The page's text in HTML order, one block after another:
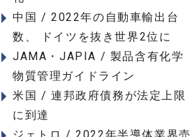
中国 / 2022年の自動車輸出台
数、 ドイツを抜き世界2位に
JAMA・JAPIA / 製品含有化学
物質管理ガイドライン
米国 / 連邦政府債務が法定上限
に到達